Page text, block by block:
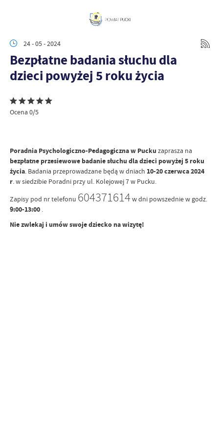
24 - 05 - 2024
Bezpłatne badania słuchu dla
dzieci powyżej 5 roku życia
Ocena 0/5
Poradnia Psychologiczno-Pedagogiczna w Pucku zaprasza na
bezpłatne przesiewowe badanie słuchu dla dzieci powyżej 5 roku
życia. Badania przeprowadzane będą w dniach 10-20 czerwca 2024
r. w siedzibie Poradni przy ul. Kolejowej 7 w Pucku.
Zapisy pod nr telefonu 604371614w dni powszednie w godz.
9:00-13:00 .
Nie zwlekaj i umów swoje dziecko na wizytę!